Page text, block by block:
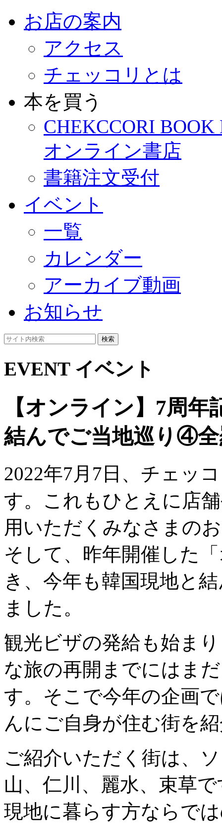
お店の案内
アクセス
チェッコリとは
本を買う
CHEKCCORI BOOK
オンライン書店
書籍注文受付
イベント
一覧
カレンダー
アーカイブ動画
お知らせ
検索
EVENT イベント
【オンライン】7周
結んでご当地巡り④
2022年7月7日、チェッ
す。これもひとえに店
用いただくみなさまの
そして、昨年開催した
き、今年も韓国現地と
ました。
観光ビザの発給も始ま
な旅の再開までにはま
す。そこで今年の企画
んにご自身が住む街を
ご紹介いただく街は、
山、仁川、麗水、束草
現地に暮らす方ならで